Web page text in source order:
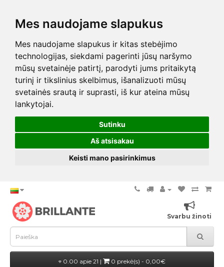
Mes naudojame slapukus
Mes naudojame slapukus ir kitas stebėjimo
technologijas, siekdami pagerinti jūsų naršymo
mūsų svetainėje patirtį, parodyti jums pritaikytą
turinį ir tikslinius skelbimus, išanalizuoti mūsų
svetainės srautą ir suprasti, iš kur ateina mūsų
lankytojai.
Sutinku
Aš atsisakau
Keisti mano pasirinkimus
Svarbu žinoti
0.00 apie 21 | 0 prekė(s) - 0,00€